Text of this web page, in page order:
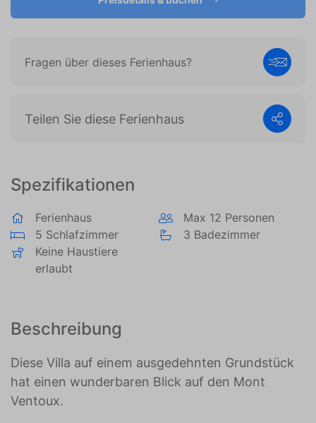
Spezifikationen
Ferienhaus
Max 12 Personen
5 Schlafzimmer
3 Badezimmer
Keine Haustiere
erlaubt
Beschreibung
Diese Villa auf einem ausgedehnten Grundstück
hat einen wunderbaren Blick auf den Mont
Ventoux.
Fragen über dieses Ferienhaus?
Teilen Sie diese Ferienhaus
Werbetreibende wertvoller.